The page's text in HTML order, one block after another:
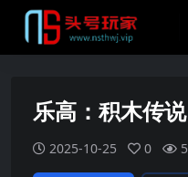
乐高：积木传
2025-10-25 0